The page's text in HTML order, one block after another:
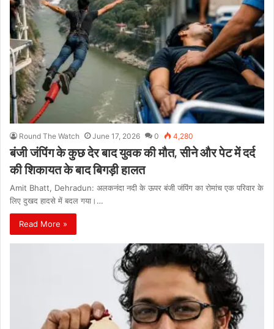
Round The Watch June 17, 2026 0 4,280
बंजी जंपिंग के कुछ देर बाद युवक की मौत, सीने और पेट में दर्द
की शिकायत के बाद बिगड़ी हालत
Amit Bhatt, Dehradun: अलकनंदा नदी के ऊपर बंजी जंपिंग का रोमांच एक परिवार के
लिए दुखद हादसे में बदल गया।…
Read More »